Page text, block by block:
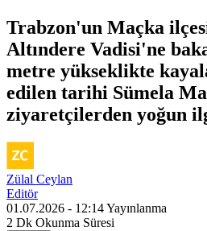
Trabzon'un Maçka
Altındere Vadisi'ne
metre yükseklikte
edilen tarihi Sümela
ziyaretçilerden yoğun
Zülal Ceylan
Editör
01.07.2026 - 12:14Yayınlanma
2 Dk Okunma Süresi